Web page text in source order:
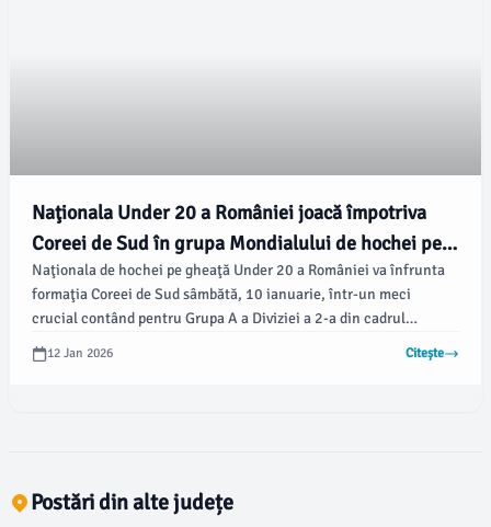
Naţionala Under 20 a României joacă împotriva
Coreei de Sud în grupa Mondialului de hochei pe
gheaţă
Naţionala de hochei pe gheaţă Under 20 a României va înfrunta
formaţia Coreei de Sud sâmbătă, 10 ianuarie, într-un meci
crucial contând pentru Grupa A a Diviziei a 2-a din cadrul
Campionatului Mondial găzduit pe Berceni Arena din Bucureşti,
notează surse oficiale.
12 Jan 2026 Citește
Postări din alte județe